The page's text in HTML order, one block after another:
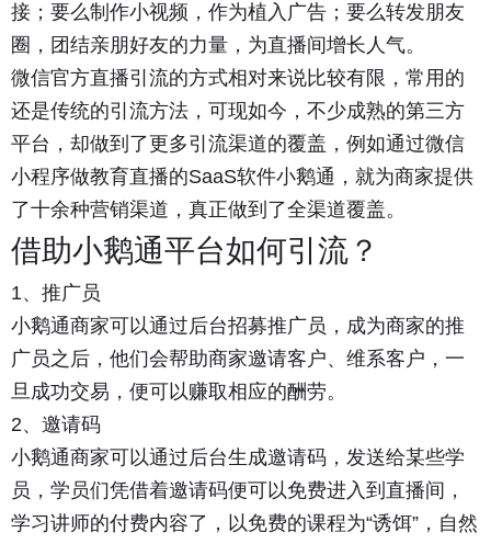
接；要么制作小视频，作为植入广告；要么转发朋友
圈，团结亲朋好友的力量，为直播间增长人气。
微信官方直播引流的方式相对来说比较有限，常用的
还是传统的引流方法，可现如今，不少成熟的第三方
平台，却做到了更多引流渠道的覆盖，例如通过微信
小程序做教育直播的SaaS软件小鹅通，就为商家提供
了十余种营销渠道，真正做到了全渠道覆盖。
借助小鹅通平台如何引流？
1、推广员
小鹅通商家可以通过后台招募推广员，成为商家的推
广员之后，他们会帮助商家邀请客户、维系客户，一
旦成功交易，便可以赚取相应的酬劳。
2、邀请码
小鹅通商家可以通过后台生成邀请码，发送给某些学
员，学员们凭借着邀请码便可以免费进入到直播间，
学习讲师的付费内容了，以免费的课程为“诱饵”，自然